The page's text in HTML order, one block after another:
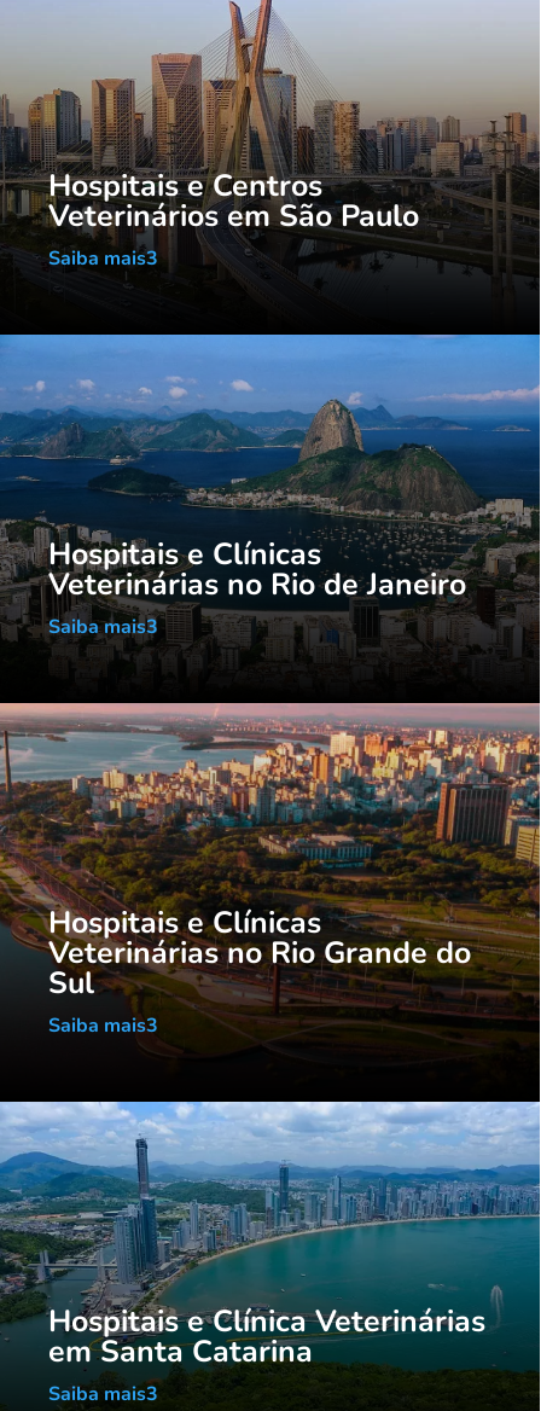
Hospitais e Centros
Veterinários em São Paulo
Saiba mais
Hospitais e Clínicas
Veterinárias no Rio de Janeiro
Saiba mais
Hospitais e Clínicas
Veterinárias no Rio Grande do
Sul
Saiba mais
Hospitais e Clínica Veterinárias
em Santa Catarina
Saiba mais